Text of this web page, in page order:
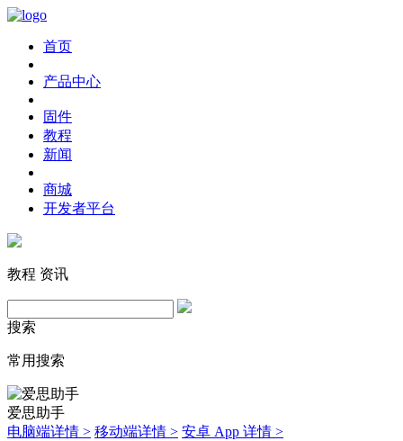
首页
产品中心
固件
教程
新闻
商城
开发者平台
教程 资讯
搜索
常用搜索
爱思助手
电脑端详情 > 移动端详情 > 安卓 App 详情 >